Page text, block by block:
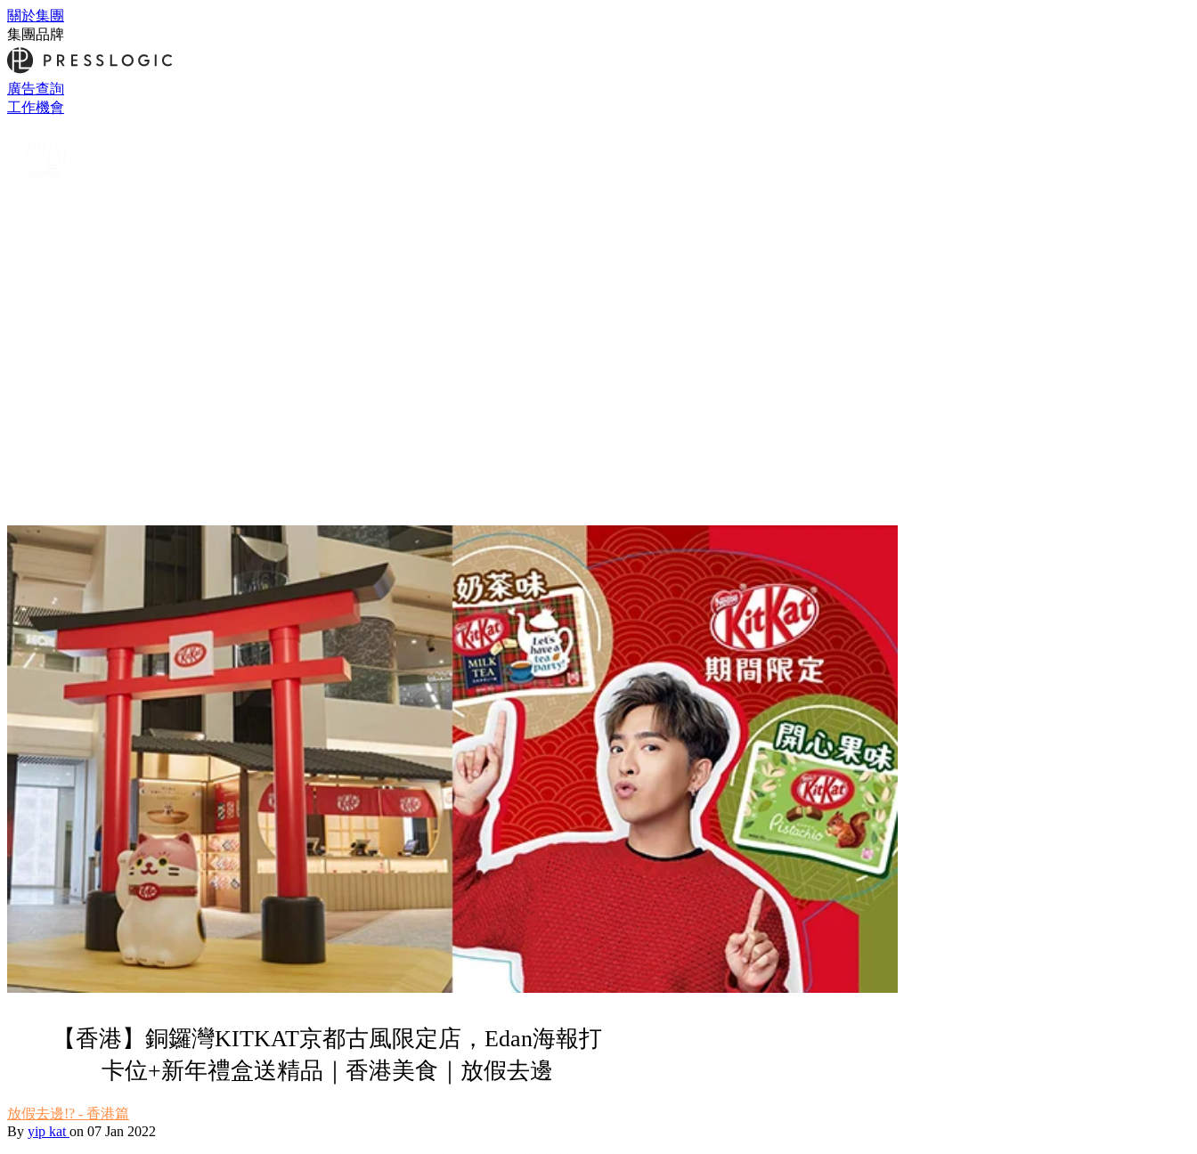
關於集團
集團品牌
廣告查詢
工作機會
【香港】銅鑼灣KITKAT京都古風限定店，Edan海報打
卡位+新年禮盒送精品｜香港美食｜放假去邊
放假去邊!? - 香港篇
By yip kat on 07 Jan 2022